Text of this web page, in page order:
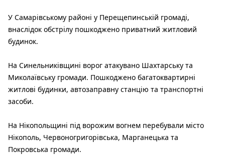
У Самарівському районі у Перещепинській громаді,
внаслідок обстрілу пошкоджено приватний житловий
будинок.
На Синельниківщині ворог атакувано Шахтарську та
Миколаївську громади. Пошкоджено багатоквартирні
житлові будинки, автозаправну станцію та транспортні
засоби.
На Нікопольщині під ворожим вогнем перебували місто
Нікополь, Червоногригорівська, Марганецька та
Покровська громади.